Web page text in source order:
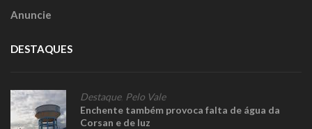
Anuncie
DESTAQUES
Destaque, Pelo Vale
Enchente também provoca falta de água da
Corsan e de luz